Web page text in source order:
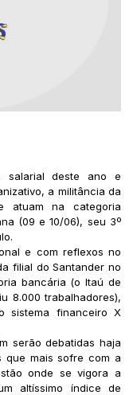
salarial deste ano e
a militância da
atuam na categoria
(09 e 10/06), seu 3º
e com reflexos no
filial do Santander no
bancária (o Itaú de
8.000 trabalhadores),
sistema financeiro X
serão debatidas haja
que mais sofre com a
onde se vigora a
altíssimo índice de